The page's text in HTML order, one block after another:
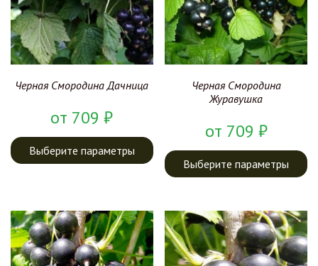
Черная Смородина Дачница
от 709₽
Выберите параметры
Черная Смородина
Журавушка
от 709 ₽
Выберите параметры